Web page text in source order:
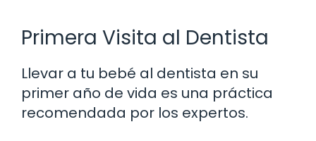
Primera Visita al Dentista
Llevar a tu bebé al dentista en su
primer año de vida es una práctica
recomendada por los expertos.